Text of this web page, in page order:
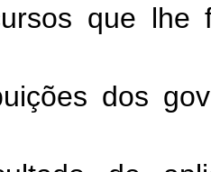
que lhe
dos